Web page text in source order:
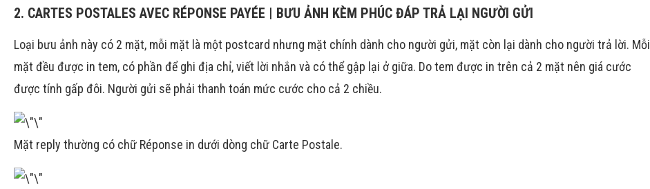
2. CARTES POSTALES AVEC RÉPONSE PAYÉE | BƯU ẢNH KÈM PHÚC ĐÁP TRẢ LẠI NGƯỜI GỬI
Loại bưu ảnh này có 2 mặt, mỗi mặt là một postcard nhưng mặt chính dành cho người gửi, mặt còn lại dành cho người trả lời. Mỗi
mặt đều được in tem, có phần để ghi địa chỉ, viết lời nhắn và có thể gập lại ở giữa. Do tem được in trên cả 2 mặt nên giá cước
được tính gấp đôi. Người gửi sẽ phải thanh toán mức cước cho cả 2 chiều.
Mặt reply thường có chữ Réponse in dưới dòng chữ Carte Postale.